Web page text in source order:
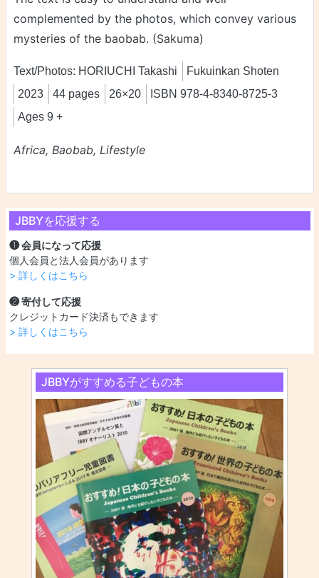
JBBYを応援する
❶ 会員になって応援
個人会員と法人会員があります
> 詳しくはこちら
❷ 寄付して応援
クレジットカード決済もできます
> 詳しくはこちら
JBBYがすすめる子どもの本
complemented by the photos, which convey various
mysteries of the baobab. (Sakuma)
Text/Photos: HORIUCHI Takashi
Fukuinkan Shoten
2023
44 pages 26×20
ISBN 978-4-8340-8725-3
Ages 9 +
Africa, Baobab, Lifestyle